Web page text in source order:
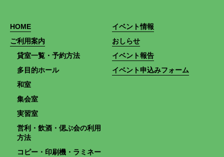
HOME
ご利用案内
貸室一覧・予約方法
多目的ホール
和室
集会室
実習室
営利・飲酒・偲ぶ会の利用
方法
コピー・印刷機・ラミネー
イベント情報
おしらせ
イベント報告
イベント申込みフォーム